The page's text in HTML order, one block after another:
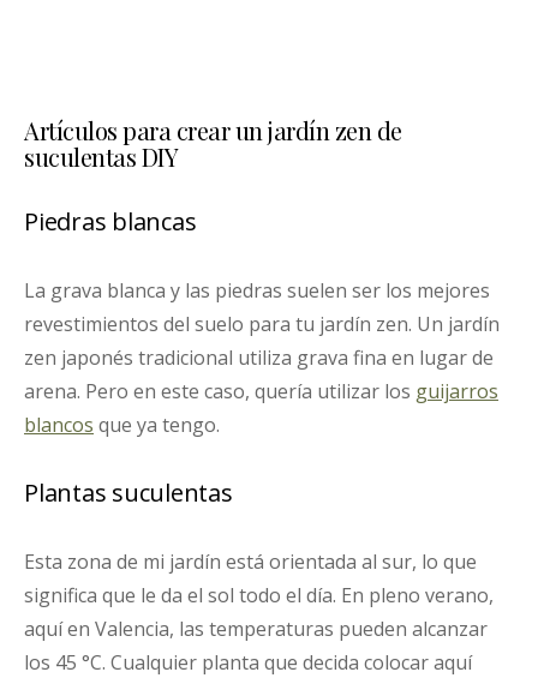
Artículos para crear un jardín zen de
suculentas DIY
Piedras blancas
La grava blanca y las piedras suelen ser los mejores
revestimientos del suelo para tu jardín zen. Un jardín
zen japonés tradicional utiliza grava fina en lugar de
arena. Pero en este caso, quería utilizar los guijarros
blancos que ya tengo.
Plantas suculentas
Esta zona de mi jardín está orientada al sur, lo que
significa que le da el sol todo el día. En pleno verano,
aquí en Valencia, las temperaturas pueden alcanzar
los 45 °C. Cualquier planta que decida colocar aquí